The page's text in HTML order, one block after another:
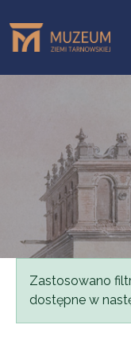
Komunikat
Zastosowano
dostępne w